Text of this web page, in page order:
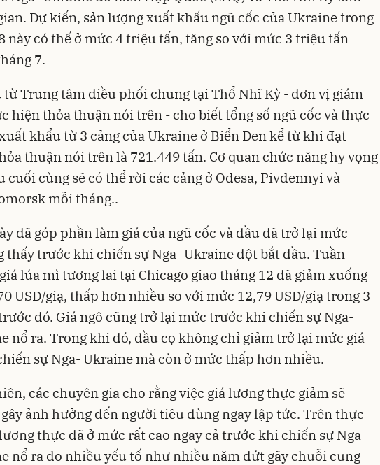
Dự kiến, sản lượng xuất khẩu ngũ cốc của Ukraine trong
này có thể ở mức 4 triệu tấn, tăng so với mức 3 triệu tấn
7.
từ Trung tâm điều phối chung tại Thổ Nhĩ Kỳ - đơn vị giám
hiện thỏa thuận nói trên - cho biết tổng số ngũ cốc và thực
khẩu từ 3 cảng của Ukraine ở Biển Đen kể từ khi đạt
thuận nói trên là 721.449 tấn. Cơ quan chức năng hy vọng
cuối cùng sẽ có thể rời các cảng ở Odesa, Pivdennyi và
mỗi tháng..
đã góp phần làm giá của ngũ cốc và dầu đã trở lại mức
thấy trước khi chiến sự Nga- Ukraine đột bắt đầu. Tuần
lúa mì tương lai tại Chicago giao tháng 12 đã giảm xuống
USD/giạ, thấp hơn nhiều so với mức 12,79 USD/giạ trong 3
đó. Giá ngô cũng trở lại mức trước khi chiến sự Nga-
nổ ra. Trong khi đó, dầu cọ không chỉ giảm trở lại mức giá
sự Nga- Ukraine mà còn ở mức thấp hơn nhiều.
các chuyên gia cho rằng việc giá lương thực giảm sẽ
ảnh hưởng đến người tiêu dùng ngay lập tức. Trên thực
thực đã ở mức rất cao ngay cả trước khi chiến sự Nga-
nổ ra do nhiều yếu tố như nhiều năm đứt gãy chuỗi cung